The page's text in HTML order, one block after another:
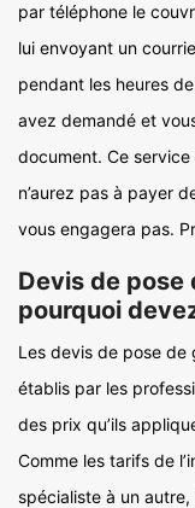
par téléphone le
lui envoyant un
pendant les heures
avez demandé et
document. Ce
n’aurez pas à payer
vous engagera pas.
Devis de pose
pourquoi
Les devis de pose de
établis par les
des prix qu’ils
Comme les tarifs de
spécialiste à un